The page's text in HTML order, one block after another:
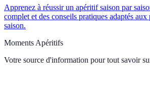
Apprenez à réussir un apéritif saison par
complet et des conseils pratiques adaptés
saison.
Moments Apéritifs
Votre source d'information pour tout savoir